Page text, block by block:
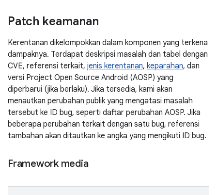
Patch keamanan
Kerentanan dikelompokkan dalam komponen yang terkena
dampaknya. Terdapat deskripsi masalah dan tabel dengan
CVE, referensi terkait, jenis kerentanan, keparahan, dan
versi Project Open Source Android (AOSP) yang
diperbarui (jika berlaku). Jika tersedia, kami akan
menautkan perubahan publik yang mengatasi masalah
tersebut ke ID bug, seperti daftar perubahan AOSP. Jika
beberapa perubahan terkait dengan satu bug, referensi
tambahan akan ditautkan ke angka yang mengikuti ID bug.
Framework media